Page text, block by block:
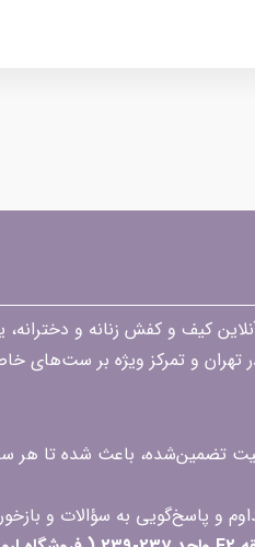
حضوری و آنلاین کیف و کفش زنانه و
تهران و تمرکز ویژه بر ست‌های
تضمین‌شده، باعث شده تا هر